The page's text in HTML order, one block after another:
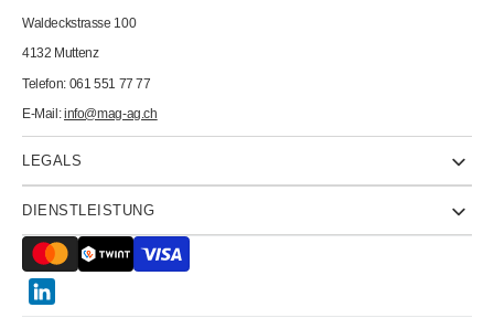
Waldeckstrasse 100
4132 Muttenz
Telefon: 061 551 77 77
E-Mail:info@mag-ag.ch
LEGALS
DIENSTLEISTUNG
Twitter